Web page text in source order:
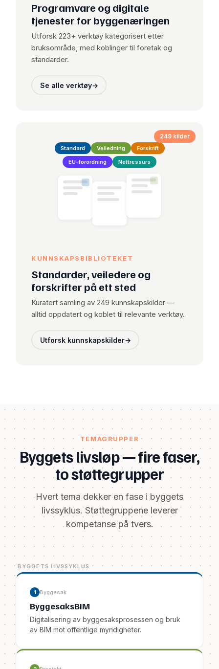
Programvare og digitale
tjenester for byggenæringen
Utforsk 223+ verktøy kategorisert etter
bruksområde, med koblinger til foretak og
standarder.
Se alle verktøy→
249 kilder
Standard Veiledning
Forskrift
EU-forordning
Nettressurs
KUNNSKAPSBIBLIOTEKET
Standarder, veiledere og
forskrifter på ett sted
Kuratert samling av 249 kunnskapskilder —
alltid oppdatert og koblet til relevante verktøy.
Utforsk kunnskapskilder→
TEMAGRUPPER
Byggets livsløp — fire faser,
to støttegrupper
Hvert tema dekker en fase i byggets
livssyklus. Støttegruppene leverer
kompetanse på tvers.
BYGGETS LIVSSYKLUS
1 Byggesak
ByggesaksBIM
Digitalisering av byggesaksprosessen og bruk
av BIM mot offentlige myndigheter.